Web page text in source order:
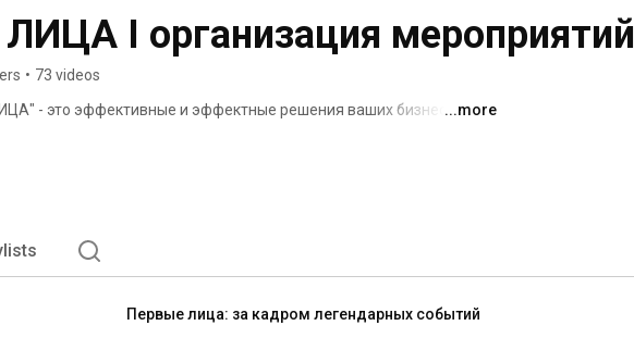
I организация мероприятий
• 73 videos
- это эффективные и эффектные решения ваших бизнес-...more
Первые лица: за кадром легендарных событий